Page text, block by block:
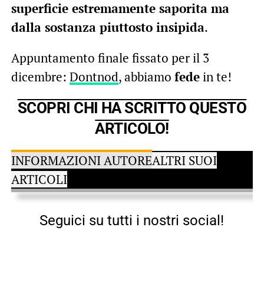
superficie estremamente saporita ma
dalla sostanza piuttosto insipida.
Appuntamento finale fissato per il 3
dicembre: Dontnod, abbiamo fedein te!
SCOPRI CHI HA SCRITTO QUESTO
ARTICOLO!
INFORMAZIONI AUTOREALTRI SUOI
ARTICOLI
Seguici su tutti i nostri social!